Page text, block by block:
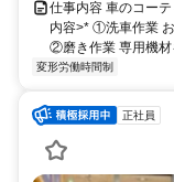
仕事内容 車のコー
内容>* ①洗車作業
②磨き作業 専用機材
変形労働時間制
正社員